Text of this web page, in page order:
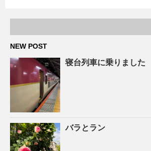
NEW POST
寝台列車に乗りました
バラとラン